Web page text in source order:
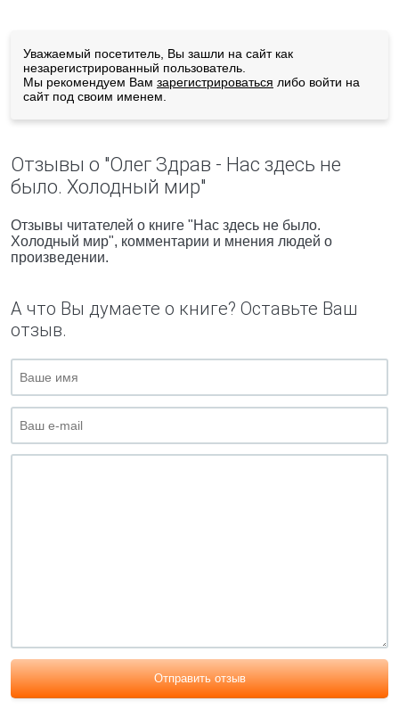
Уважаемый посетитель, Вы зашли на сайт как
незарегистрированный пользователь.
Мы рекомендуем Вам зарегистрироваться либо войти на
сайт под своим именем.
Отзывы о "Олег Здрав - Нас здесь не
было. Холодный мир"
Отзывы читателей о книге "Нас здесь не было.
Холодный мир", комментарии и мнения людей о
произведении.
А что Вы думаете о книге? Оставьте Ваш
отзыв.
Отправить отзыв